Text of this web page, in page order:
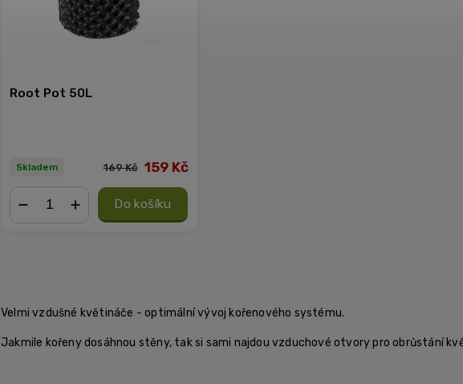
Root Pot 50L
Skladem 169 Kč 159 Kč
Do košíku
Velmi vzdušné květináče - optimální vývoj kořenového systému.
Jakmile kořeny dosáhnou stěny, tak si sami najdou vzduchové otvory pro obrůstání